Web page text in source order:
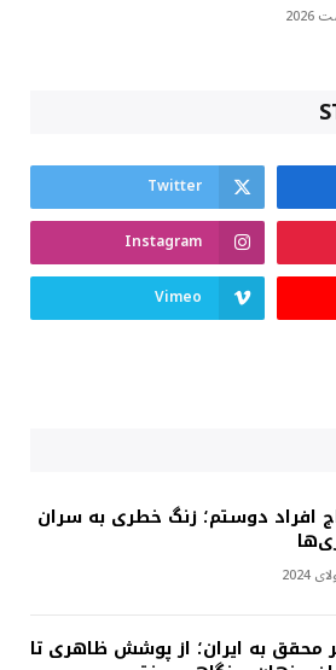
Twitter
Instagram
Vimeo
افراد دوستم؛ زنگ خطری به سران
محقق به ایران؛ از پوشش ظاهری تا